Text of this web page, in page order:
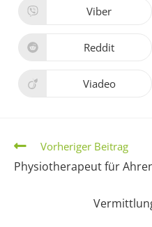
Viber
Reddit
Viadeo
Vorheriger Beitrag
Physiotherapeut für